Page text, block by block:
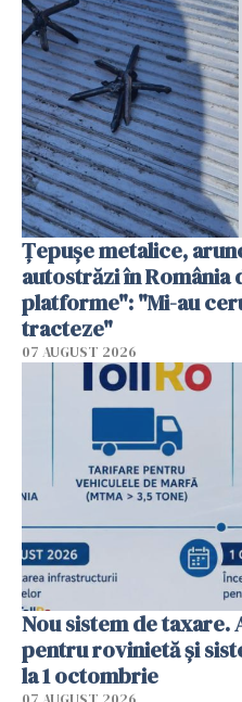
Țepușe metalice,
autostrăzi în România
platforme": "Mi-au
tracteze"
07 AUGUST 2026
Nou sistem de
pentru rovinietă şi
la 1 octombrie